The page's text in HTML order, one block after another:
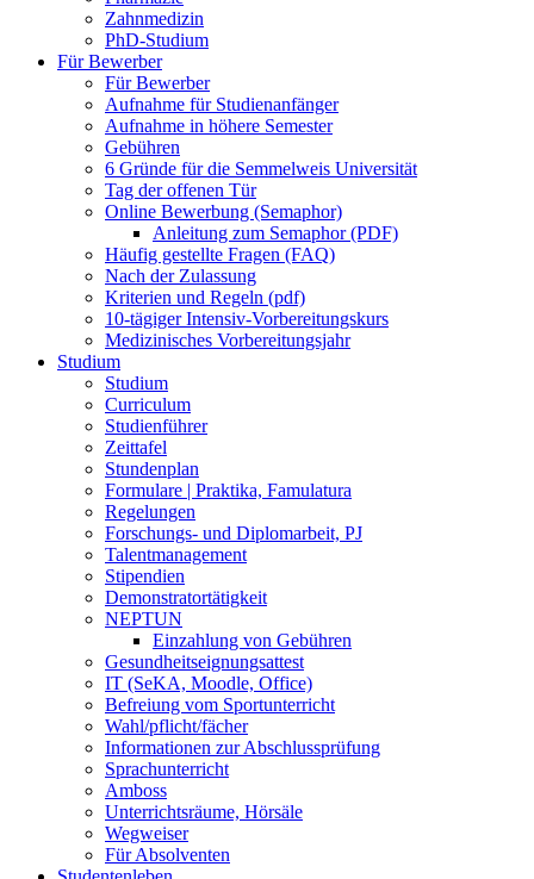
Zahnmedizin
PhD-Studium
Für Bewerber
Für Bewerber
Aufnahme für Studienanfänger
Aufnahme in höhere Semester
Gebühren
6 Gründe für die Semmelweis Universität
Tag der offenen Tür
Online Bewerbung (Semaphor)
Anleitung zum Semaphor (PDF)
Häufig gestellte Fragen (FAQ)
Nach der Zulassung
Kriterien und Regeln (pdf)
10-tägiger Intensiv-Vorbereitungskurs
Medizinisches Vorbereitungsjahr
Studium
Studium
Curriculum
Studienführer
Zeittafel
Stundenplan
Formulare | Praktika, Famulatura
Regelungen
Forschungs- und Diplomarbeit, PJ
Talentmanagement
Stipendien
Demonstratortätigkeit
NEPTUN
Einzahlung von Gebühren
Gesundheitseignungsattest
IT (SeKA, Moodle, Office)
Befreiung vom Sportunterricht
Wahl/pflicht/fächer
Informationen zur Abschlussprüfung
Sprachunterricht
Amboss
Unterrichtsräume, Hörsäle
Wegweiser
Für Absolventen